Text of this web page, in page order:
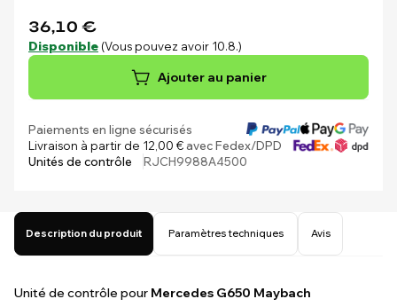
36,10 €
Disponible (Vous pouvez avoir 10.8.)
Ajouter au panier
Paiements en ligne sécurisés
Livraison à partir de 12,00 €avec Fedex/DPD
Unités de contrôle
RJCH9988A4500
Description du produit Paramètres techniques Avis
Unité de contrôle pour Mercedes G650 Maybach